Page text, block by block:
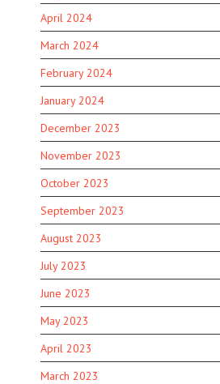
April 2024
March 2024
February 2024
January 2024
December 2023
November 2023
October 2023
September 2023
August 2023
July 2023
June 2023
May 2023
April 2023
March 2023